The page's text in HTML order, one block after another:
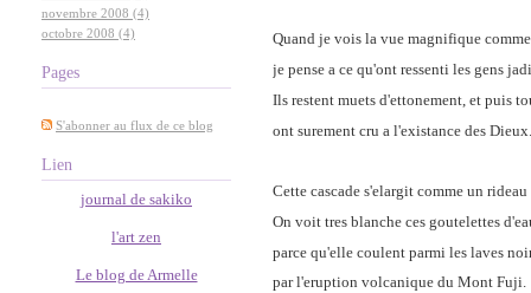
Quand je vois la vue magnifique
je pense a ce qu'ont ressenti les gens
Ils restent muets d'ettonement, et puis
ont surement cru a l'existance des Dieux.
Cette cascade s'elargit comme un
On voit tres blanche ces goutelettes
parce qu'elle coulent parmi les laves
par l'eruption volcanique du Mont Fuji.
novembre 2008 (4)
octobre 2008 (4)
Pages
S'abonner au flux de ce blog
Lien
journal de sakiko
l'art zen
Le blog de Armelle